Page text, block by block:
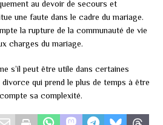
au devoir de secours et
une faute dans le cadre du mariage.
la rupture de la communauté de vie
charges du mariage.
s’il peut être utile dans certaines
qui prend le plus de temps à être
sa complexité.